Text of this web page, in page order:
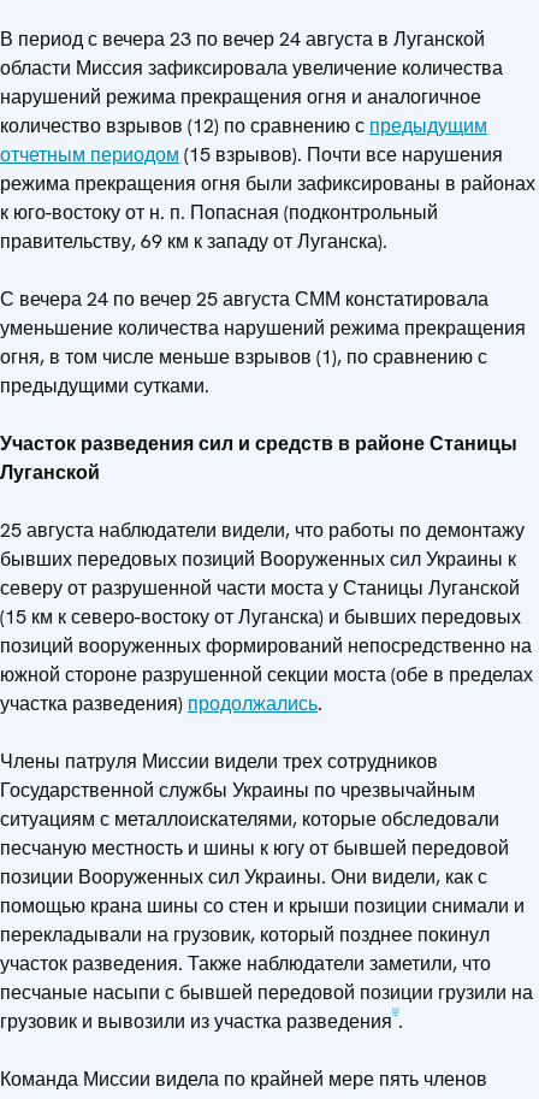
В период с вечера 23 по вечер 24 августа в Луганской
области Миссия зафиксировала увеличение количества
нарушений режима прекращения огня и аналогичное
количество взрывов (12) по сравнению с предыдущим
отчетным периодом (15 взрывов). Почти все нарушения
режима прекращения огня были зафиксированы в районах
к юго-востоку от н. п. Попасная (подконтрольный
правительству, 69 км к западу от Луганска).
С вечера 24 по вечер 25 августа СММ констатировала
уменьшение количества нарушений режима прекращения
огня, в том числе меньше взрывов (1), по сравнению с
предыдущими сутками.
Участок разведения сил и средств в районе Станицы
Луганской
25 августа наблюдатели видели, что работы по демонтажу
бывших передовых позиций Вооруженных сил Украины к
северу от разрушенной части моста у Станицы Луганской
(15 км к северо-востоку от Луганска) и бывших передовых
позиций вооруженных формирований непосредственно на
южной стороне разрушенной секции моста (обе в пределах
участка разведения) продолжались.
Члены патруля Миссии видели трех сотрудников
Государственной службы Украины по чрезвычайным
ситуациям с металлоискателями, которые обследовали
песчаную местность и шины к югу от бывшей передовой
позиции Вооруженных сил Украины. Они видели, как с
помощью крана шины со стен и крыши позиции снимали и
перекладывали на грузовик, который позднее покинул
участок разведения. Также наблюдатели заметили, что
песчаные насыпи с бывшей передовой позиции грузили на
грузовик и вывозили из участка разведения [2].
Команда Миссии видела по крайней мере пять членов